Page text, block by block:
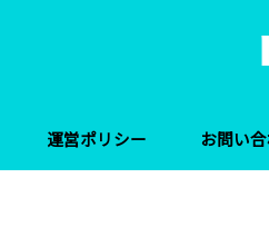
運営ポリシー お問い